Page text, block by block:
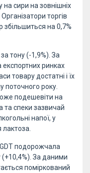
на сири на зовнішніх
торгів
на 0,7%
тону (-1,9%). За
експортних ринках
товару достатні і їх
поточного року.
подешевіти на
та спеки зазвичай
напої, у
подорожчала
(+10,4%). За даними
поміркований